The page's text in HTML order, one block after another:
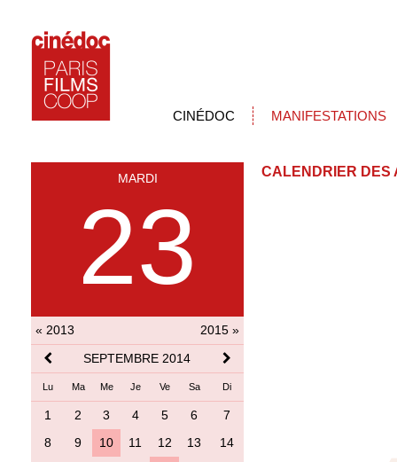
CINÉDOC MANIFESTATIONS
MARDI
23
« 2013
2015 »
SEPTEMBRE 2014
Lu Ma Me Je Ve Sa Di
1 2 3 4 5 6
7
8
9 10 11 12 13
14
CALENDRIER DES